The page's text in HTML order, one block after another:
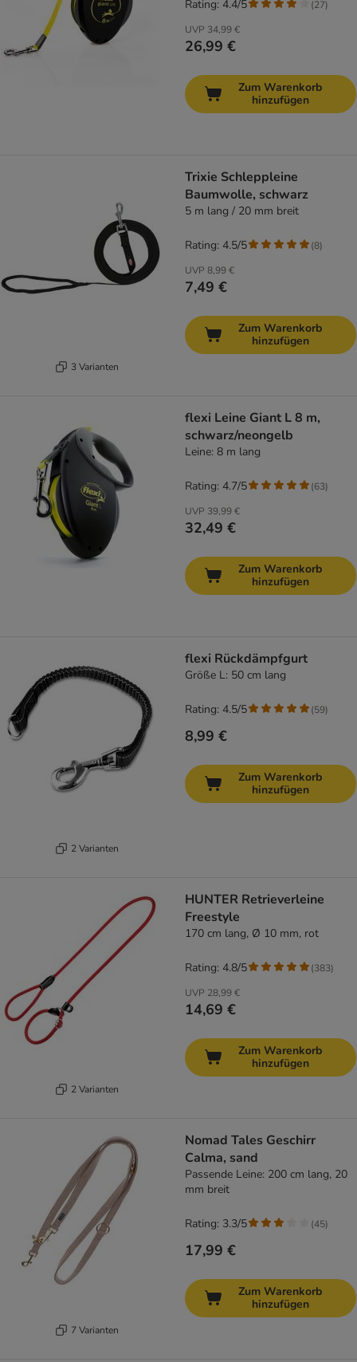
UVP 34,99 €
26,99 €
Rating: 4.4/5 (27)
Zum Warenkorb
hinzufügen
3 Varianten
Trixie Schleppleine
Baumwolle, schwarz
5 m lang / 20 mm breit
UVP 8,99 €
7,49 €
Rating: 4.5/5 (8)
Zum Warenkorb
hinzufügen
flexi Leine Giant L 8 m,
schwarz/neongelb
Leine: 8 m lang
UVP 39,99 €
32,49 €
Rating: 4.7/5 (63)
Zum Warenkorb
hinzufügen
2 Varianten
flexi Rückdämpfgurt
Größe L: 50 cm lang
8,99 €
Rating: 4.5/5 (59)
Zum Warenkorb
hinzufügen
2 Varianten
HUNTER Retrieverleine
Freestyle
170 cm lang, Ø 10 mm, rot
UVP 28,99 €
14,69 €
Rating: 4.8/5 (383)
Zum Warenkorb
hinzufügen
7 Varianten
Nomad Tales Geschirr
Calma, sand
Passende Leine: 200 cm lang, 20
mm breit
17,99 €
Rating: 3.3/5 (45)
Zum Warenkorb
hinzufügen